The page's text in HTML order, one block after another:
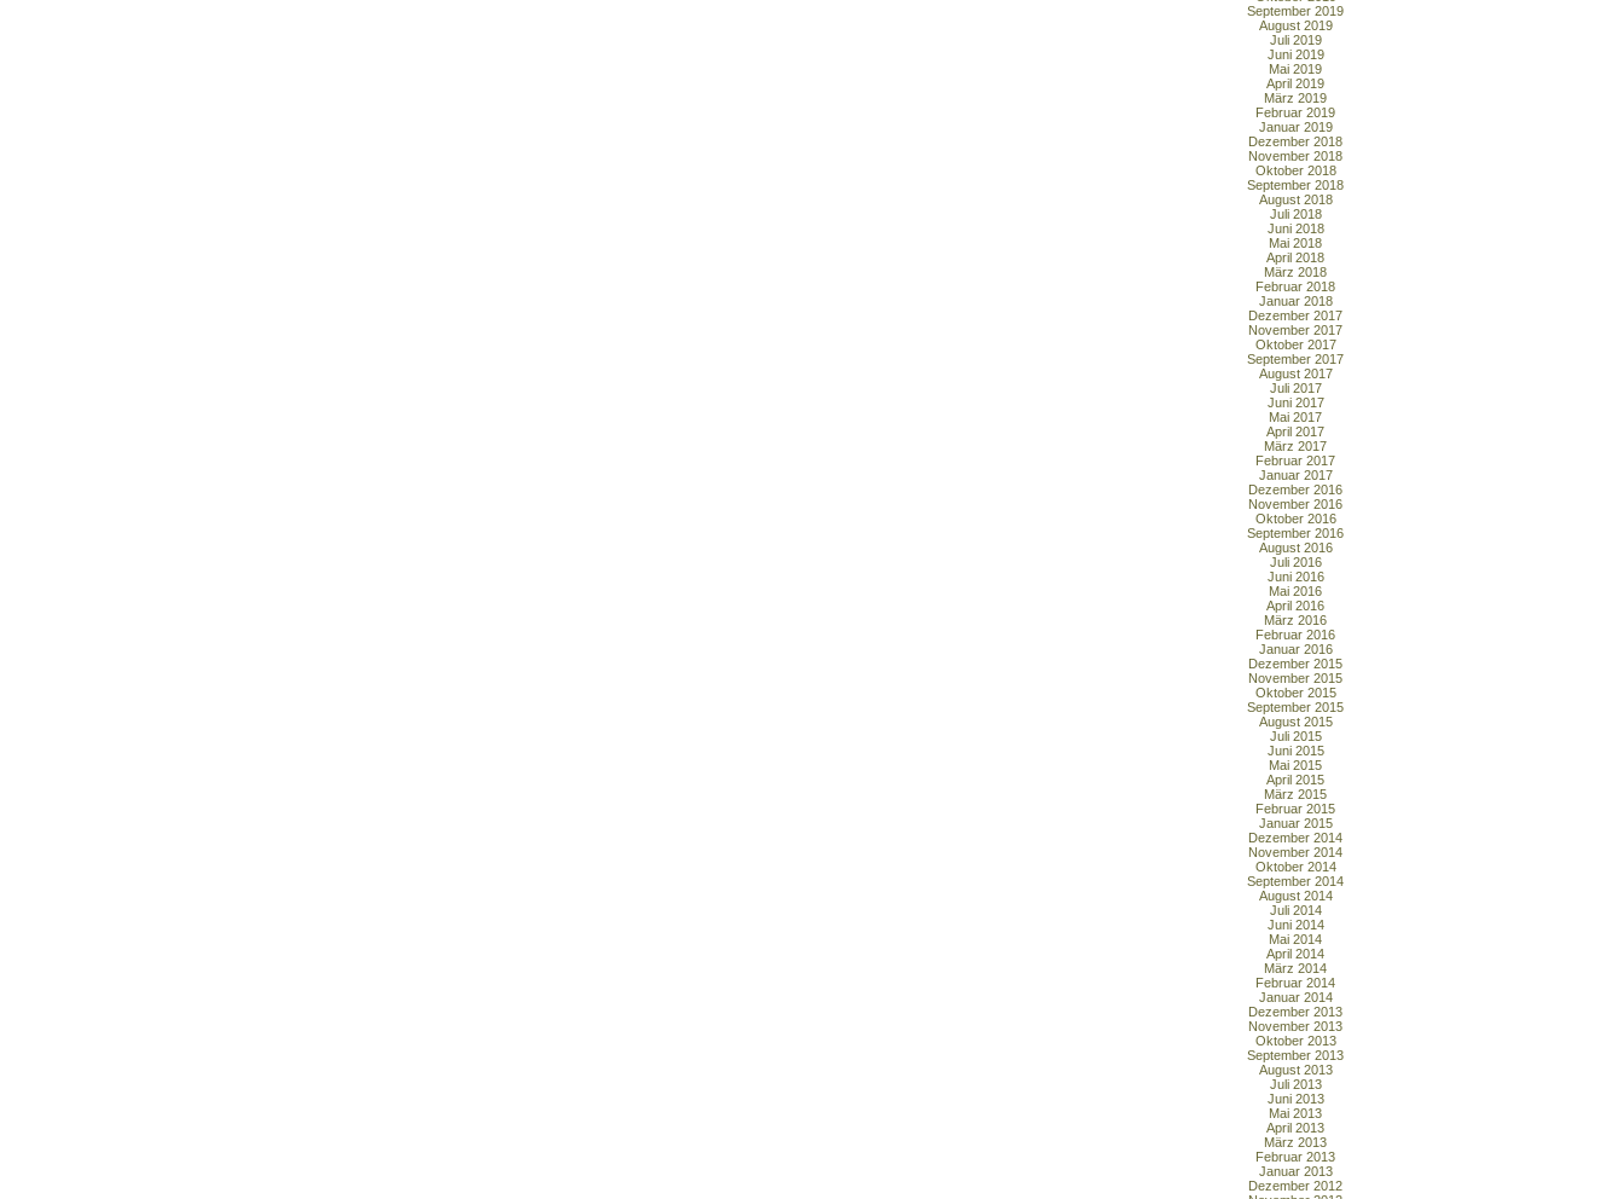
September 2019
August 2019
Juli 2019
Juni 2019
Mai 2019
April 2019
März 2019
Februar 2019
Januar 2019
Dezember 2018
November 2018
Oktober 2018
September 2018
August 2018
Juli 2018
Juni 2018
Mai 2018
April 2018
März 2018
Februar 2018
Januar 2018
Dezember 2017
November 2017
Oktober 2017
September 2017
August 2017
Juli 2017
Juni 2017
Mai 2017
April 2017
März 2017
Februar 2017
Januar 2017
Dezember 2016
November 2016
Oktober 2016
September 2016
August 2016
Juli 2016
Juni 2016
Mai 2016
April 2016
März 2016
Februar 2016
Januar 2016
Dezember 2015
November 2015
Oktober 2015
September 2015
August 2015
Juli 2015
Juni 2015
Mai 2015
April 2015
März 2015
Februar 2015
Januar 2015
Dezember 2014
November 2014
Oktober 2014
September 2014
August 2014
Juli 2014
Juni 2014
Mai 2014
April 2014
März 2014
Februar 2014
Januar 2014
Dezember 2013
November 2013
Oktober 2013
September 2013
August 2013
Juli 2013
Juni 2013
Mai 2013
April 2013
März 2013
Februar 2013
Januar 2013
Dezember 2012